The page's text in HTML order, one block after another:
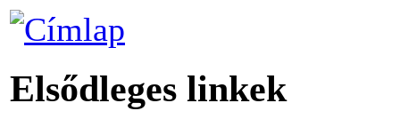
Elsődleges linkek